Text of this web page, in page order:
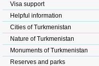
Visa support
Helpful information
Cities of Turkmenistan
Nature of Turkmenistan
Monuments of Turkmenistan
Reserves and parks